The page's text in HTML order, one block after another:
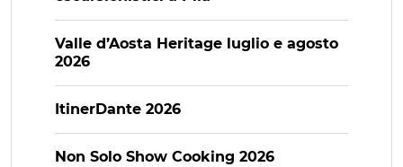
Valle d’Aosta Heritage luglio e agosto
2026
ItinerDante 2026
Non Solo Show Cooking 2026